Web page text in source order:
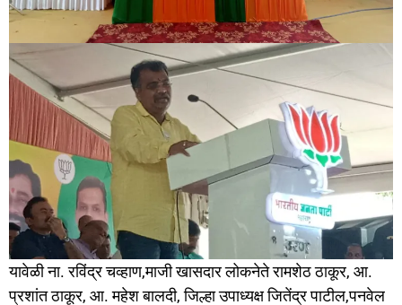
यावेळी ना. रविंद्र चव्हाण,माजी खासदार लोकनेते रामशेठ ठाकूर, आ.
प्रशांत ठाकूर, आ. महेश बालदी, जिल्हा उपाध्यक्ष जितेंद्र पाटील,पनवेल